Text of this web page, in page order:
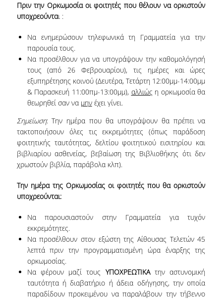
SPECIAL TECHNICAL LABORATORY STAFF
ADMINISTRATIVE STAFF
POSTDOCTORAL RESEARCHERS
UNDERGRADUATE STUDIES
CURRICULUM OF THE DEPARTMENT
GUIDE AND STREAMS OF STUDY
PROGRAM COURSES
INTERNSHIP AND THESIS
TEACHING AND EXAMS
POSTGRADUATE STUDIES
POSTGRADUATE PROGRAMS
CURRENT PHD HOLDERS
Πριν την Ορκωμοσία οι φοιτητές που θέλουν να ορκιστούν
υποχρεούνται :
Να ενημερώσουν τηλεφωνικά τη Γραμματεία για την
παρουσία τους.
Να προσέλθουν για να υπογράψουν την καθομολόγησή
τους (από 26 Φεβρουαρίου), τις ημέρες και ώρες
εξυπηρέτησης κοινού (Δευτέρα, Τετάρτη 12:00μμ-14:00μμ
& Παρασκευή 11:00πμ-13:00μμ), αλλιώς η ορκωμοσία θα
θεωρηθεί σαν να μηνέχει γίνει.
Σημείωση: Την ημέρα που θα υπογράψουν θα πρέπει να
τακτοποιήσουν όλες τις εκκρεμότητες (όπως παράδοση
φοιτητικής ταυτότητας, δελτίου φοιτητικού εισιτηρίου και
βιβλιαρίου ασθενείας, βεβαίωση της Βιβλιοθήκης ότι δεν
χρωστούν βιβλία, παράβολα κλπ).
Την ημέρα της Ορκωμοσίας οι φοιτητές που θα ορκιστούν
υποχρεούνται:
Να παρουσιαστούν στην Γραμματεία για τυχόν
εκκρεμότητες.
Να προσέλθουν στον εξώστη της Αίθουσας Τελετών 45
λεπτά πριν την προγραμματισμένη ώρα έναρξης της
ορκωμοσίας.
Να φέρουν μαζί τους ΥΠΟΧΡΕΩΤΙΚΑτην αστυνομική
ταυτότητα ή διαβατήριο ή άδεια οδήγησης, την οποία
παραδίδουν προκειμένου να παραλάβουν την τήβεννο